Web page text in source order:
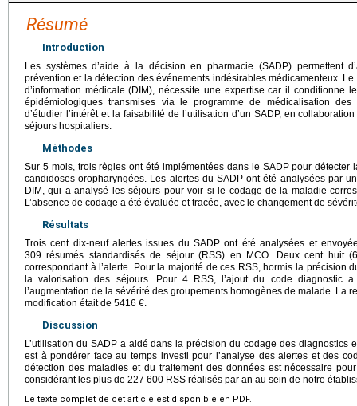
Résumé
Introduction
Les systèmes d’aide à la décision en pharmacie (SADP) permettent
prévention et la détection des événements indésirables médicamenteux.
d’information médicale (DIM), nécessite une expertise car il conditionne
épidémiologiques transmises via le programme de médicalisation des
d’étudier l’intérêt et la faisabilité de l’utilisation d’un SADP, en
séjours hospitaliers.
Méthodes
Sur 5 mois, trois règles ont été implémentées dans le SADP pour
candidoses oropharyngées. Les alertes du SADP ont été analysées par
DIM, qui a analysé les séjours pour voir si le codage de la maladie
L’absence de codage a été évaluée et tracée, avec le changement de
Résultats
Trois cent dix-neuf alertes issues du SADP ont été analysées et
309 résumés standardisés de séjour (RSS) en MCO. Deux cent huit
correspondant à l’alerte. Pour la majorité de ces RSS, hormis la précision
la valorisation des séjours. Pour 4 RSS, l’ajout du code diagnostic
l’augmentation de la sévérité des groupements homogènes de malade. La
modification était de 5416 €.
Discussion
L’utilisation du SADP a aidé dans la précision du codage des diagnostics
est à pondérer face au temps investi pour l’analyse des alertes et des
détection des maladies et du traitement des données est nécessaire
considérant les plus de 227 600 RSS réalisés par an au sein de notre
Le texte complet de cet article est disponible en PDF.